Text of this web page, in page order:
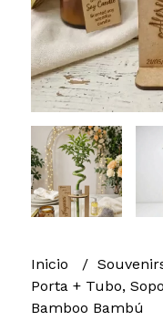
Inicio
Porta + Tubo,
Bamboo Bambú